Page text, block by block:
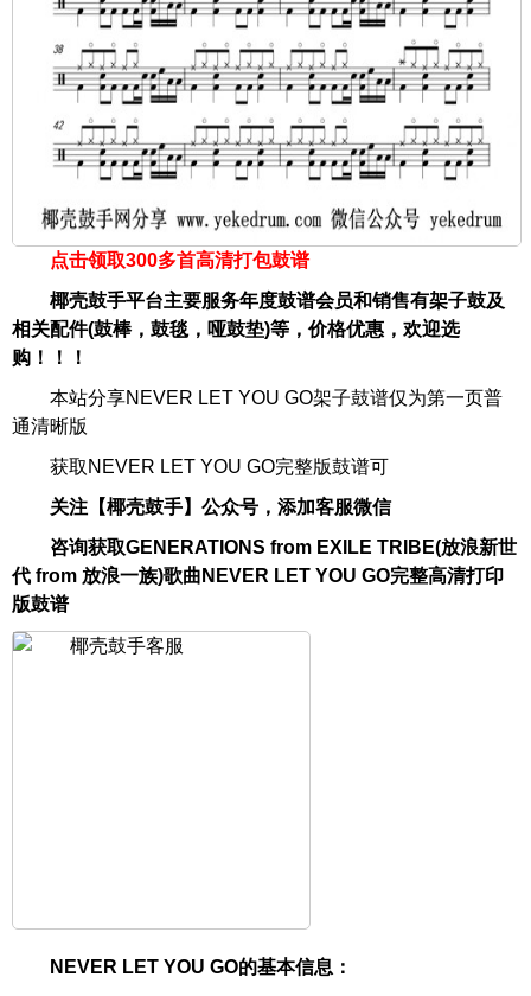
点击领取300多首高清打包鼓谱
椰壳鼓手平台主要服务年度鼓谱会员和销售有架子鼓及
相关配件(鼓棒，鼓毯，哑鼓垫)等，价格优惠，欢迎选
购！！！
本站分享NEVER LET YOU GO架子鼓谱仅为第一页普
通清晰版
获取NEVER LET YOU GO完整版鼓谱可
关注【椰壳鼓手】公众号，添加客服微信
咨询获取GENERATIONS from EXILE TRIBE(放浪新世
代 from 放浪一族)歌曲NEVER LET YOU GO完整高清打印
版鼓谱
NEVER LET YOU GO的基本信息：